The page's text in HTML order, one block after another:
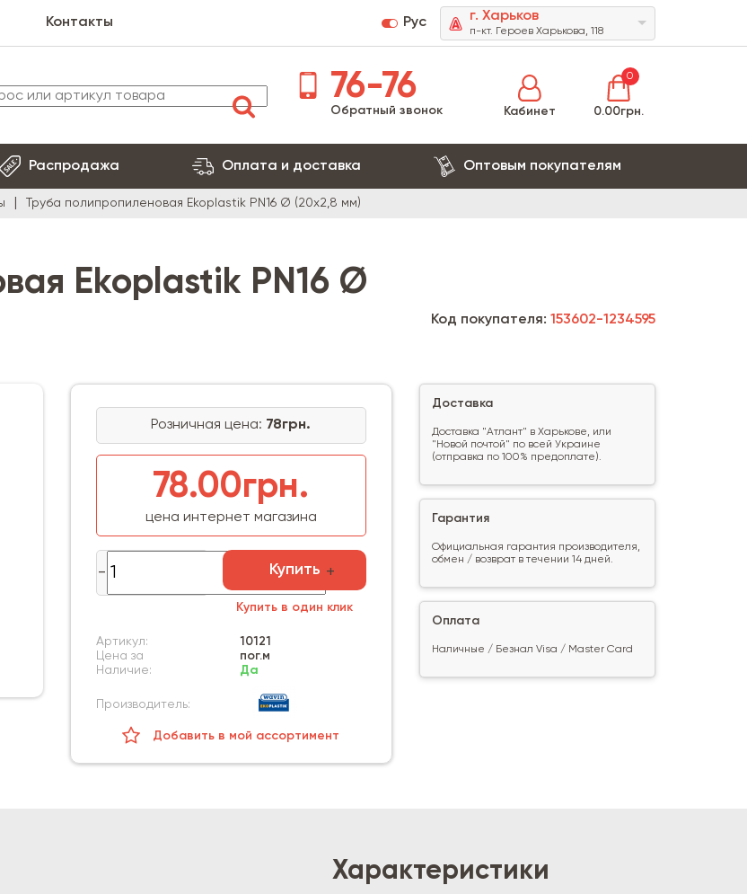
Контакты Рус г. Харьков
п-кт. Героев Харькова, 118
76-76
Обратный звонок Кабинет
0
0.00грн.
Распродажа Оплата и доставка Оптовым покупателям
Труба полипропиленовая Ekoplastik PN16 Ø (20х2,8 мм)
Ekoplastik PN16 Ø
Розничная цена: 78грн.
78.00грн.
цена интернет магазина
Купить
Купить в один клик
Артикул:
10121
Цена за
пог.м
Наличие:
Да
Производитель:
Добавить в мой ассортимент
Код покупателя: 153602-1234595
Доставка
Доставка "Атлант" в Харькове, или
"Новой почтой" по всей Украине
(отправка по 100% предоплате).
Гарантия
Официальная гарантия производителя,
обмен / возврат в течении 14 дней.
Оплата
Наличные / Безнал Visa / Master Card
Характеристики